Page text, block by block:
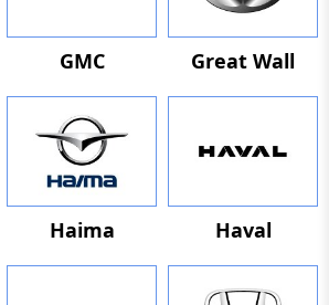
GMC Great Wall
Haima Haval